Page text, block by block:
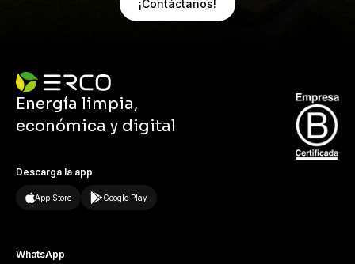
¡Contáctanos!
Energía limpia,
económica y digital
Descarga la app
App Store Google Play
WhatsApp